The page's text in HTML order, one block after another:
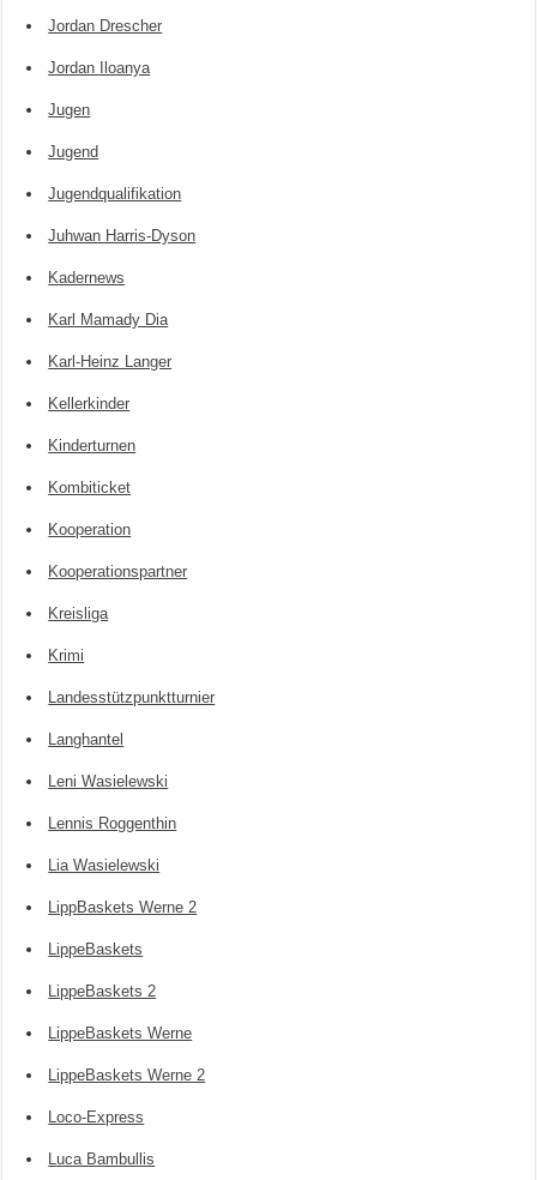
Jordan Drescher
Jordan Iloanya
Jugen
Jugend
Jugendqualifikation
Juhwan Harris-Dyson
Kadernews
Karl Mamady Dia
Karl-Heinz Langer
Kellerkinder
Kinderturnen
Kombiticket
Kooperation
Kooperationspartner
Kreisliga
Krimi
Landesstützpunktturnier
Langhantel
Leni Wasielewski
Lennis Roggenthin
Lia Wasielewski
LippBaskets Werne 2
LippeBaskets
LippeBaskets 2
LippeBaskets Werne
LippeBaskets Werne 2
Loco-Express
Luca Bambullis